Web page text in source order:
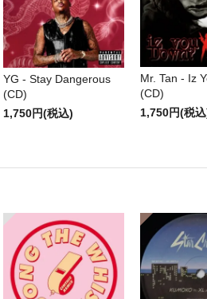
YG - Stay Dangerous
(CD)
1,750円(税込)
Mr. Tan - Iz
(CD)
1,750円(税